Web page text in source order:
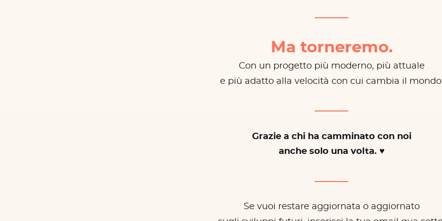
Ma torneremo.
Con un progetto più moderno, più attuale
e più adatto alla velocità con cui cambia il
Grazie a chi ha camminato con noi
anche solo una volta. ♥
Se vuoi restare aggiornata o aggiornato